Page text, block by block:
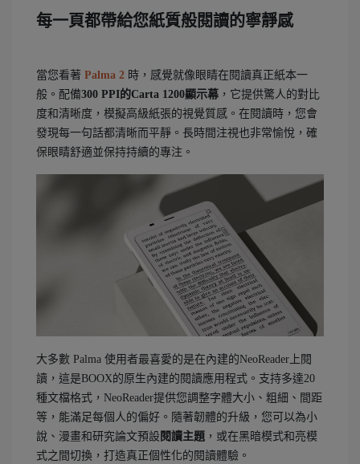
每一頁都帶給您紙質般閱讀的寧靜感
當您看著 Palma 2 時，感覺就像眼睛在閱讀真正紙本一
般。配備300 PPI的Carta 1200顯示幕 ，它提供驚人的對比
度和清晰度，模擬高級紙張的視覺質感。在閱讀時，您會
發現每一句話都清晰而平靜。長時間注視也非常愉悅，確
保眼睛舒適並保持持續的專注。
大多數 Palma 使用者最喜愛的是在內建的NeoReader上閱
讀，這是BOOX的原生內建的閱讀應用程式。支持多達20
種文檔格式，NeoReader提供您調整字體大小、粗細、間距
等，能滿足每個人的偏好。隨著韌體的升級，您可以為小
說、漫畫和研究論文預設 閱讀主題 ，或在黑暗模式和亮模
式之間切換，打造真正個性化的閱讀體驗。